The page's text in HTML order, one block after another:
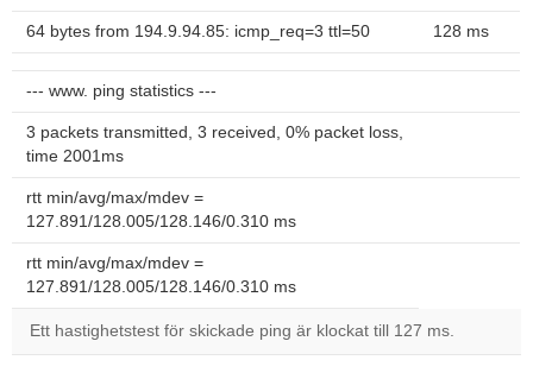
64 bytes from 194.9.94.85: icmp_req=3 ttl=50 128 ms
--- www. ping statistics ---
3 packets transmitted, 3 received, 0% packet loss,
time 2001ms
rtt min/avg/max/mdev =
127.891/128.005/128.146/0.310 ms
rtt min/avg/max/mdev =
127.891/128.005/128.146/0.310 ms
Ett hastighetstest för skickade ping är klockat till 127 ms.